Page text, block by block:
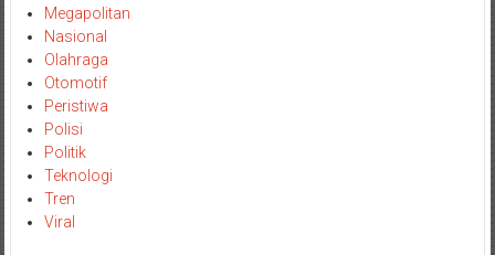
Megapolitan
Nasional
Olahraga
Otomotif
Peristiwa
Polisi
Politik
Teknologi
Tren
Viral